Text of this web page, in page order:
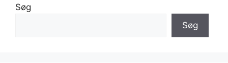
Søg
Søg